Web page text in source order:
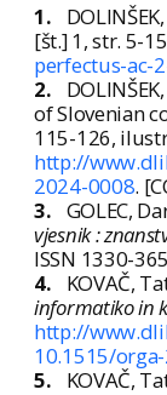
1.
[št.] 1, str. 5-
perfectus-ac-
2.
of Slovenian
115-126,
http://
2024-0008.
3. GOLEC,
vjesnik :
ISSN 1330-
4.
KOVAČ,
informatiko in
http://
10.1515/
5.
KOVAČ,